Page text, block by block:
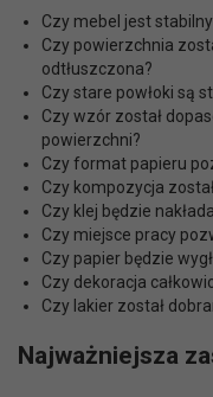
Czy mebel jest
Czy powierzchnia
odtłuszczona?
Czy stare powłoki są
Czy wzór został
powierzchni?
Czy format papieru
Czy kompozycja
Czy klej będzie
Czy miejsce pracy
Czy papier będzie
Czy dekoracja
Czy lakier został
Najważniejsza